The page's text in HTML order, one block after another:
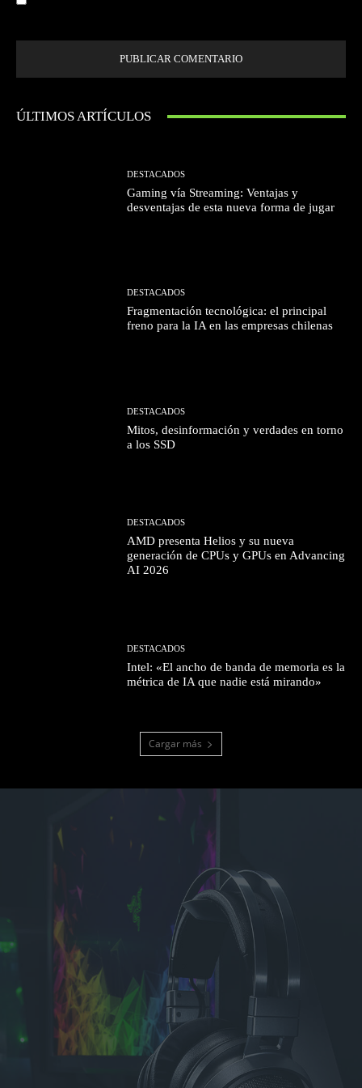
ÚLTIMOS ARTÍCULOS
DESTACADOS
Gaming vía Streaming: Ventajas y
desventajas de esta nueva forma de jugar
DESTACADOS
Fragmentación tecnológica: el principal
freno para la IA en las empresas chilenas
DESTACADOS
Mitos, desinformación y verdades en torno
a los SSD
DESTACADOS
AMD presenta Helios y su nueva
generación de CPUs y GPUs en Advancing
AI 2026
DESTACADOS
Intel: «El ancho de banda de memoria es la
métrica de IA que nadie está mirando»
Cargar más